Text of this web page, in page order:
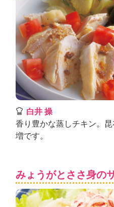
白井 操
香り豊かな蒸しチキン。
増です。
みょうがとささ身の